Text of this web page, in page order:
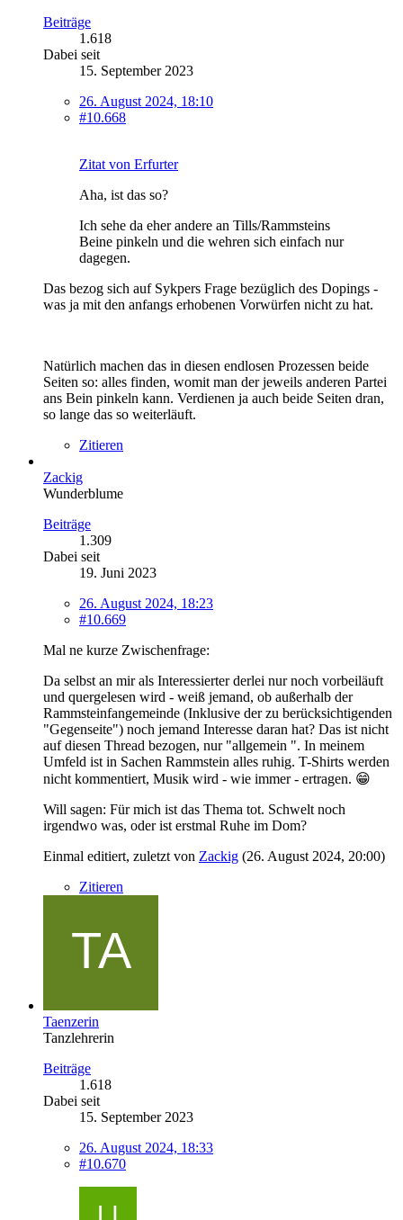
Beiträge
1.618
Dabei seit
15. September 2023
26. August 2024, 18:10
#10.668
Zitat von Erfurter
Aha, ist das so?
Ich sehe da eher andere an Tills/Rammsteins
Beine pinkeln und die wehren sich einfach nur
dagegen.
Das bezog sich auf Sykpers Frage bezüglich des Dopings -
was ja mit den anfangs erhobenen Vorwürfen nicht zu hat.
Natürlich machen das in diesen endlosen Prozessen beide
Seiten so: alles finden, womit man der jeweils anderen Partei
ans Bein pinkeln kann. Verdienen ja auch beide Seiten dran,
so lange das so weiterläuft.
Zitieren
Zackig
Wunderblume
Beiträge
1.309
Dabei seit
19. Juni 2023
26. August 2024, 18:23
#10.669
Mal ne kurze Zwischenfrage:
Da selbst an mir als Interessierter derlei nur noch vorbeiläuft
und quergelesen wird - weiß jemand, ob außerhalb der
Rammsteinfangemeinde (Inklusive der zu berücksichtigenden
"Gegenseite") noch jemand Interesse daran hat? Das ist nicht
auf diesen Thread bezogen, nur "allgemein ". In meinem
Umfeld ist in Sachen Rammstein alles ruhig. T-Shirts werden
nicht kommentiert, Musik wird - wie immer - ertragen. 😁
Will sagen: Für mich ist das Thema tot. Schwelt noch
irgendwo was, oder ist erstmal Ruhe im Dom?
Einmal editiert, zuletzt von Zackig (26. August 2024, 20:00)
Zitieren
Taenzerin
Tanzlehrerin
Beiträge
1.618
Dabei seit
15. September 2023
26. August 2024, 18:33
#10.670